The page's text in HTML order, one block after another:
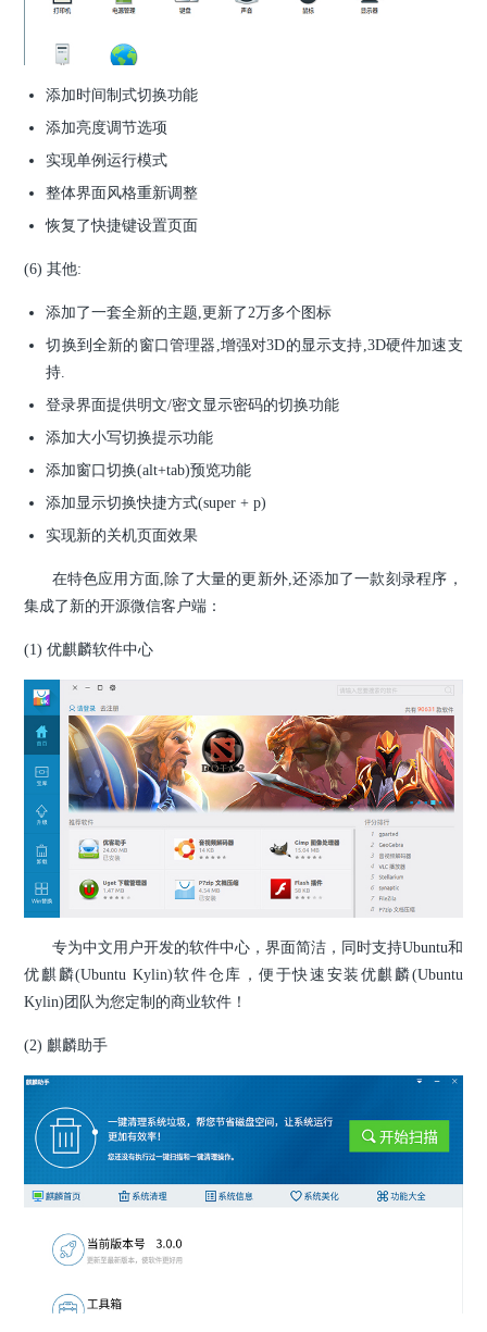
添加时间制式切换功能
添加亮度调节选项
实现单例运行模式
整体界面风格重新调整
恢复了快捷键设置页面
(6) 其他:
添加了一套全新的主题,更新了2万多个图标
切换到全新的窗口管理器,增强对3D的显示支持,3D硬件加速支
持.
登录界面提供明文/密文显示密码的切换功能
添加大小写切换提示功能
添加窗口切换(alt+tab)预览功能
添加显示切换快捷方式(super + p)
实现新的关机页面效果
在特色应用方面,除了大量的更新外,还添加了一款刻录程序，
集成了新的开源微信客户端：
(1) 优麒麟软件中心
专为中文用户开发的软件中心，界面简洁，同时支持Ubuntu和
优麒麟(Ubuntu Kylin)软件仓库，便于快速安装优麒麟(Ubuntu
Kylin)团队为您定制的商业软件！
(2) 麒麟助手